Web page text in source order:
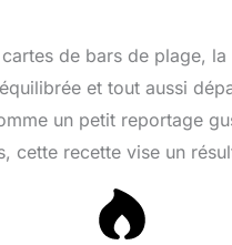
de bars de plage,
et tout aussi
un petit reportage
cette recette vise un